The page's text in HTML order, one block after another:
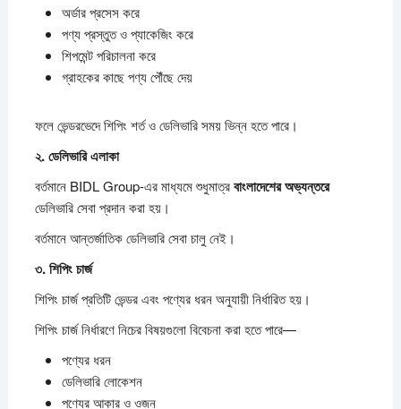
অর্ডার প্রসেস করে
পণ্য প্রস্তুত ও প্যাকেজিং করে
শিপমেন্ট পরিচালনা করে
গ্রাহকের কাছে পণ্য পৌঁছে দেয়
ফলে ভেন্ডরভেদে শিপিং শর্ত ও ডেলিভারি সময় ভিন্ন হতে পারে।
২.ডেলিভারিএলাকা
বর্তমানে BIDL Group-এর মাধ্যমে শুধুমাত্রবাংলাদেশেরঅভ্যন্তরে
ডেলিভারি সেবা প্রদান করা হয়।
বর্তমানে আন্তর্জাতিক ডেলিভারি সেবা চালু নেই।
৩.শিপিংচার্জ
শিপিং চার্জ প্রতিটি ভেন্ডর এবং পণ্যের ধরন অনুযায়ী নির্ধারিত হয়।
শিপিং চার্জ নির্ধারণে নিচের বিষয়গুলো বিবেচনা করা হতে পারে—
পণ্যের ধরন
ডেলিভারি লোকেশন
পণ্যের আকার ও ওজন